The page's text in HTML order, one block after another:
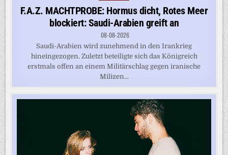
in
F.A.Z. MACHTPROBE: Hormus dicht, Rotes Meer
blockiert: Saudi-Arabien greift an
08-08-2026
Saudi-Arabien wird zunehmend in den Irankrieg
hineingezogen. Zuletzt beteiligte sich das Königreich
erstmals offen an einem Militärschlag gegen iranische
Milizen...